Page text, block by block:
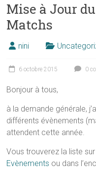
Mise à Jour
Matchs
nini
6 octobre 2015 0
Bonjour à tous,
à la demande générale,
différents évènements
attendent cette année.
Vous trouverez la liste
Evènements ou dans